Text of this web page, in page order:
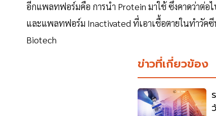
อีกแพลทฟอร์มคือ การนำ Protein มาใช้ ซึ่งคาดว่าต่
และแพลทฟอร์ม Inactivated ที่เอาเชื้อตายในทำวัคซี
Biotech
ข่าวที่เกี่ยวข้อง